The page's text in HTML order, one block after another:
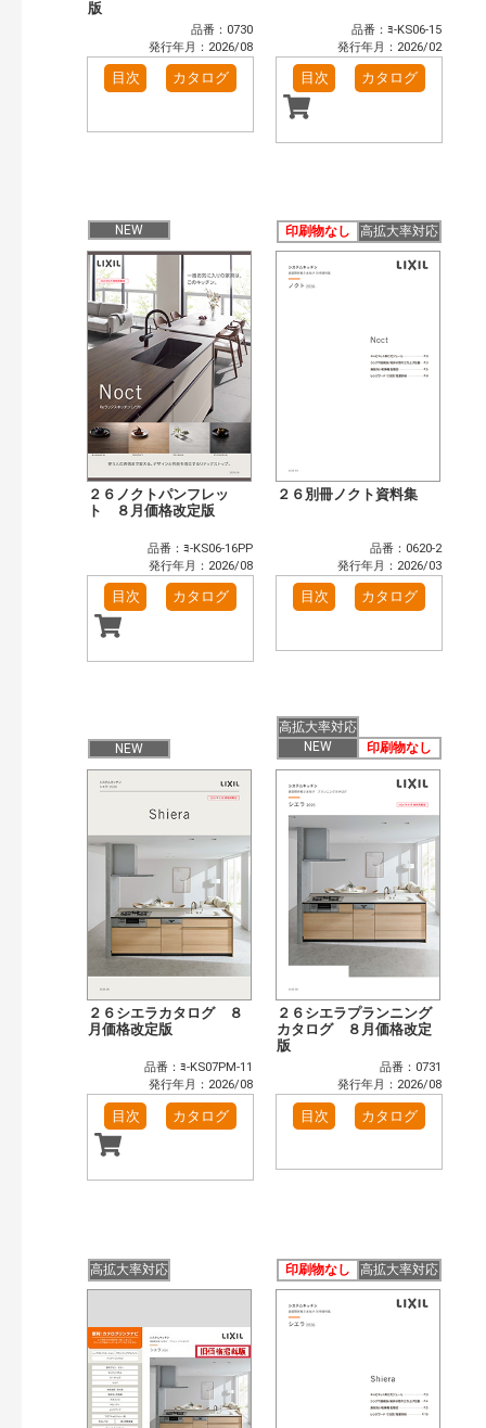
版
品番：0730
発行年月：2026/08
目次 カタログ
品番：ﾖ-KS06-15
発行年月：2026/02
目次 カタログ
NEW
２６ノクトパンフレッ
ト ８月価格改定版
品番：ﾖ-KS06-16PP
発行年月：2026/08
目次 カタログ
印刷物なし 高拡大率対応
２６別冊ノクト資料集
品番：0620-2
発行年月：2026/03
目次 カタログ
NEW
２６シエラカタログ ８
月価格改定版
品番：ﾖ-KS07PM-11
発行年月：2026/08
目次 カタログ
高拡大率対応
NEW
印刷物なし
２６シエラプランニング
カタログ ８月価格改定
版
品番：0731
発行年月：2026/08
目次 カタログ
高拡大率対応 印刷物なし 高拡大率対応